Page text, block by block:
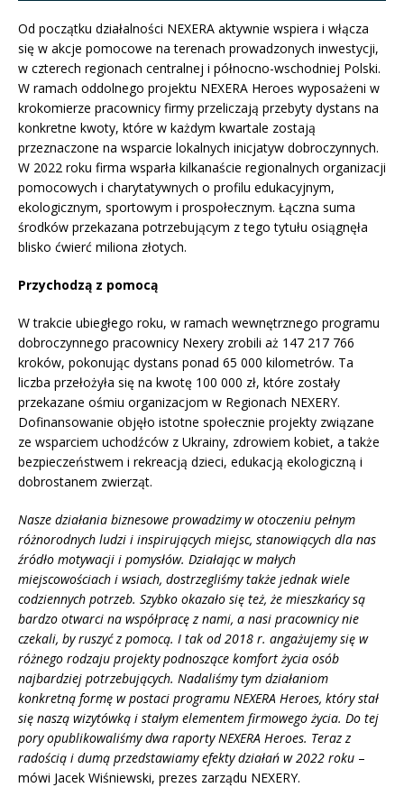
Od początku działalności NEXERA aktywnie wspiera i włącza
się w akcje pomocowe na terenach prowadzonych inwestycji,
w czterech regionach centralnej i północno-wschodniej Polski.
W ramach oddolnego projektu NEXERA Heroes wyposażeni w
krokomierze pracownicy firmy przeliczają przebyty dystans na
konkretne kwoty, które w każdym kwartale zostają
przeznaczone na wsparcie lokalnych inicjatyw dobroczynnych.
W 2022 roku firma wsparła kilkanaście regionalnych organizacji
pomocowych i charytatywnych o profilu edukacyjnym,
ekologicznym, sportowym i prospołecznym. Łączna suma
środków przekazana potrzebującym z tego tytułu osiągnęła
blisko ćwierć miliona złotych.
Przychodzą z pomocą
W trakcie ubiegłego roku, w ramach wewnętrznego programu
dobroczynnego pracownicy Nexery zrobili aż 147 217 766
kroków, pokonując dystans ponad 65 000 kilometrów. Ta
liczba przełożyła się na kwotę 100 000 zł, które zostały
przekazane ośmiu organizacjom w Regionach NEXERY.
Dofinansowanie objęło istotne społecznie projekty związane
ze wsparciem uchodźców z Ukrainy, zdrowiem kobiet, a także
bezpieczeństwem i rekreacją dzieci, edukacją ekologiczną i
dobrostanem zwierząt.
Nasze działania biznesowe prowadzimy w otoczeniu pełnym
różnorodnych ludzi i inspirujących miejsc, stanowiących dla nas
źródło motywacji i pomysłów. Działając w małych
miejscowościach i wsiach, dostrzegliśmy także jednak wiele
codziennych potrzeb. Szybko okazało się też, że mieszkańcy są
bardzo otwarci na współpracę z nami, a nasi pracownicy nie
czekali, by ruszyć z pomocą. I tak od 2018 r. angażujemy się w
różnego rodzaju projekty podnoszące komfort życia osób
najbardziej potrzebujących. Nadaliśmy tym działaniom
konkretną formę w postaci programu NEXERA Heroes, który stał
się naszą wizytówką i stałym elementem firmowego życia. Do tej
pory opublikowaliśmy dwa raporty NEXERA Heroes. Teraz z
radością i dumą przedstawiamy efekty działań w 2022 roku –
mówi Jacek Wiśniewski, prezes zarządu NEXERY.